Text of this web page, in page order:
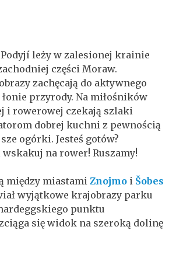
leży w zalesionej krainie
części Moraw.
zachęcają do aktywnego
przyrody. Na miłośników
i rowerowej czekają szlaki
dobrej kuchni z pewnością
ogórki. Jesteś gotów?
na rower! Ruszamy!
między miastami Znojmo i Šobes
wyjątkowe krajobrazy parku
punktu
się widok na szeroką dolinę